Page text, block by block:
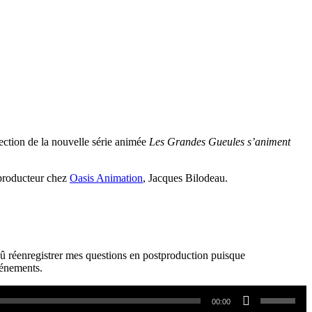
de la nouvelle série animée Les Grandes Gueules s’animent
chez Oasis Animation, Jacques Bilodeau.
réenregistrer mes questions en postproduction puisque
00:00
les